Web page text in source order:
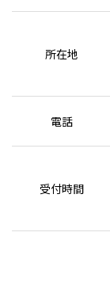
所在地
電話
受付時間